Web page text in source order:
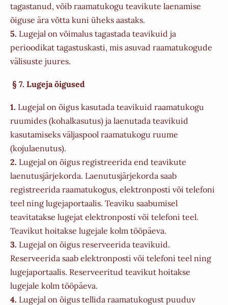
tagastanud, võib raamatukogu teavikute laenamise
õiguse ära võtta kuni üheks aastaks.
5. Lugejal on võimalus tagastada teavikuid ja
perioodikat tagastuskasti, mis asuvad raamatukogude
välisuste juures.
§ 7. Lugeja õigused
1. Lugejal on õigus kasutada teavikuid raamatukogu
ruumides (kohalkasutus) ja laenutada teavikuid
kasutamiseks väljaspool raamatukogu ruume
(kojulaenutus).
2. Lugejal on õigus registreerida end teavikute
laenutusjärjekorda. Laenutusjärjekorda saab
registreerida raamatukogus, elektronposti või telefoni
teel ning lugejaportaalis. Teaviku saabumisel
teavitatakse lugejat elektronposti või telefoni teel.
Teavikut hoitakse lugejale kolm tööpäeva.
3. Lugejal on õigus reserveerida teavikuid.
Reserveerida saab elektronposti või telefoni teel ning
lugejaportaalis. Reserveeritud teavikut hoitakse
lugejale kolm tööpäeva.
4. Lugejal on õigus tellida raamatukogust puuduv